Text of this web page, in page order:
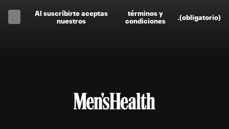
Al suscríbirte aceptas
nuestros
términos y
condiciones
(obligatorio)